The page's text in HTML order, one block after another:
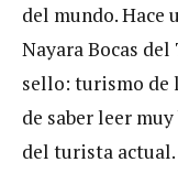
del mundo. Hace
Nayara Bocas
sello: turismo de
de saber leer
del turista actual.